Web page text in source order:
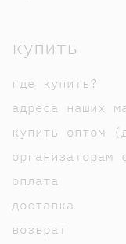
купить
где купить?
адреса наших
купить оптом
организаторам
оплата
доставка
возврат